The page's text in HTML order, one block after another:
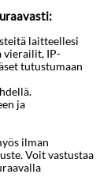
allas
ja
vuokrataan
ja
huoneita
surfausta.
laitteellesi
vierailit, IP-
tutustumaan
ja
ilman
Voit vastustaa